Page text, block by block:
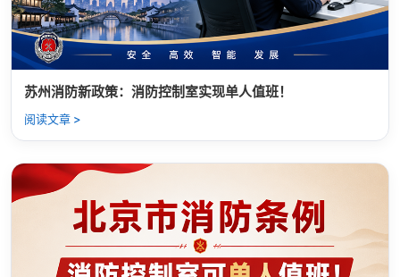
苏州消防新政策：消防控制室实现单人值班！
阅读文章 >